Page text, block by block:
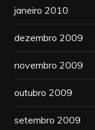
janeiro 2010
dezembro 2009
novembro 2009
outubro 2009
setembro 2009